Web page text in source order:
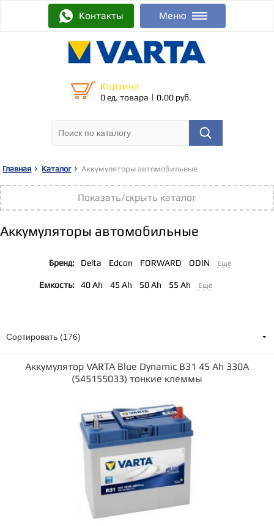
Контакты Меню
Корзина
0 ед. товара | 0.00 руб.
Главная Каталог Аккумуляторы автомобильные
Показать/скрыть каталог
Аккумуляторы автомобильные
Бренд: Delta Edcon FORWARD ODIN Ещё
Емкость: 40 Ah 45 Ah 50 Ah 55 Ah Ещё
Сортировать (176)
Аккумулятор VARTA Blue Dynamic B31 45 Ah 330А
(545155033) тонкие клеммы